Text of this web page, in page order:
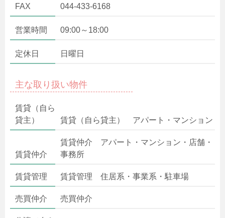
FAX 044-433-6168
営業時間 09:00～18:00
定休日 日曜日
主な取り扱い物件
賃貸（自ら
貸主）
賃貸（自ら貸主） アパート・マンション
賃貸仲介
賃貸仲介 アパート・マンション・店舗・
事務所
賃貸管理 賃貸管理 住居系・事業系・駐車場
売買仲介 売買仲介